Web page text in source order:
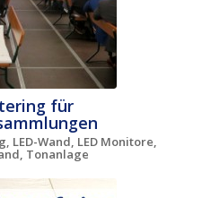
für
LED-Wand, LED Monitore,
Tonanlage